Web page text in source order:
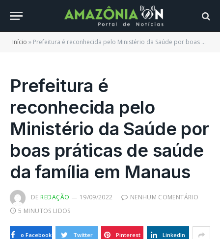
Início » Prefeitura é reconhecida pelo Ministério da Saúde por boas práticas de saúde da família em Manaus
Prefeitura é
reconhecida pelo
Ministério da Saúde por
boas práticas de saúde
da família em Manaus
DE REDAÇÃO 19/09/2022
NENHUM COMENTÁRIO
5 MINUTOS LIDOS
o Facebook Twitter Pinterest LinkedIn